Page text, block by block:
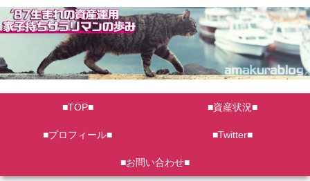
■TOP■ ■資産状況■
■プロフィール■ ■Twitter■
■お問い合わせ■